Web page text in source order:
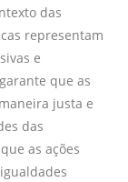
das
representam
e
que as
justa e
das
as ações